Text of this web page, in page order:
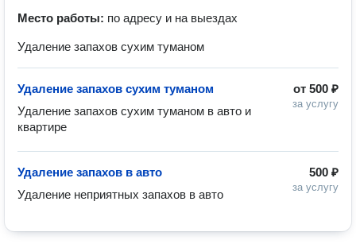
Место работы: по адресу и на выездах
Удаление запахов сухим туманом
от 500 ₽
за услугу
Удаление запахов сухим туманом
Удаление запахов сухим туманом в авто и
квартире
500 ₽
за услугу
Удаление запахов в авто
Удаление неприятных запахов в авто